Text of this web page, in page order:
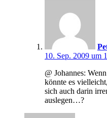
10. Sep. 2009 um
@ Johannes:
könnte es
sich auch darin
auslegen…?